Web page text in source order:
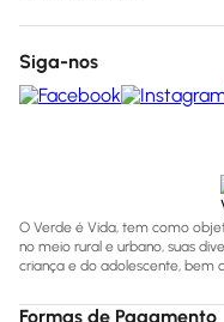
Siga-nos
O Verde é Vida, tem como
no meio rural e urbano, suas
criança e do adolescente, bem
Formas de Pagamento